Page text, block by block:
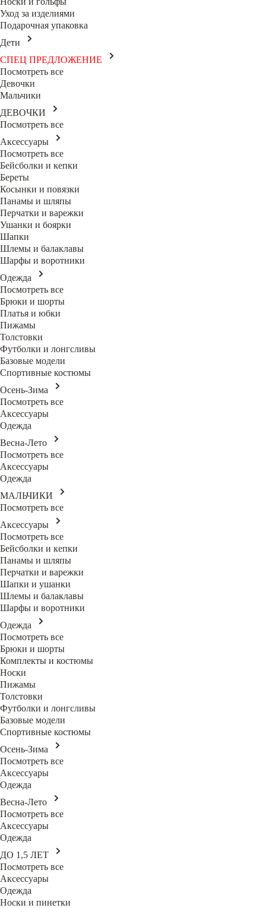
Уход за изделиями
Подарочная упаковка
Дети
СПЕЦ ПРЕДЛОЖЕНИЕ
Посмотреть все
Девочки
Мальчики
ДЕВОЧКИ
Посмотреть все
Аксессуары
Посмотреть все
Бейсболки и кепки
Береты
Косынки и повязки
Панамы и шляпы
Перчатки и варежки
Ушанки и боярки
Шапки
Шлемы и балаклавы
Шарфы и воротники
Одежда
Посмотреть все
Брюки и шорты
Платья и юбки
Пижамы
Толстовки
Футболки и лонгсливы
Базовые модели
Спортивные костюмы
Осень-Зима
Посмотреть все
Аксессуары
Одежда
Весна-Лето
Посмотреть все
Аксессуары
Одежда
МАЛЬЧИКИ
Посмотреть все
Аксессуары
Посмотреть все
Бейсболки и кепки
Панамы и шляпы
Перчатки и варежки
Шапки и ушанки
Шлемы и балаклавы
Шарфы и воротники
Одежда
Посмотреть все
Брюки и шорты
Комплекты и костюмы
Носки
Пижамы
Толстовки
Футболки и лонгсливы
Базовые модели
Спортивные костюмы
Осень-Зима
Посмотреть все
Аксессуары
Одежда
Весна-Лето
Посмотреть все
Аксессуары
Одежда
ДО 1,5 ЛЕТ
Посмотреть все
Аксессуары
Одежда
Носки и пинетки